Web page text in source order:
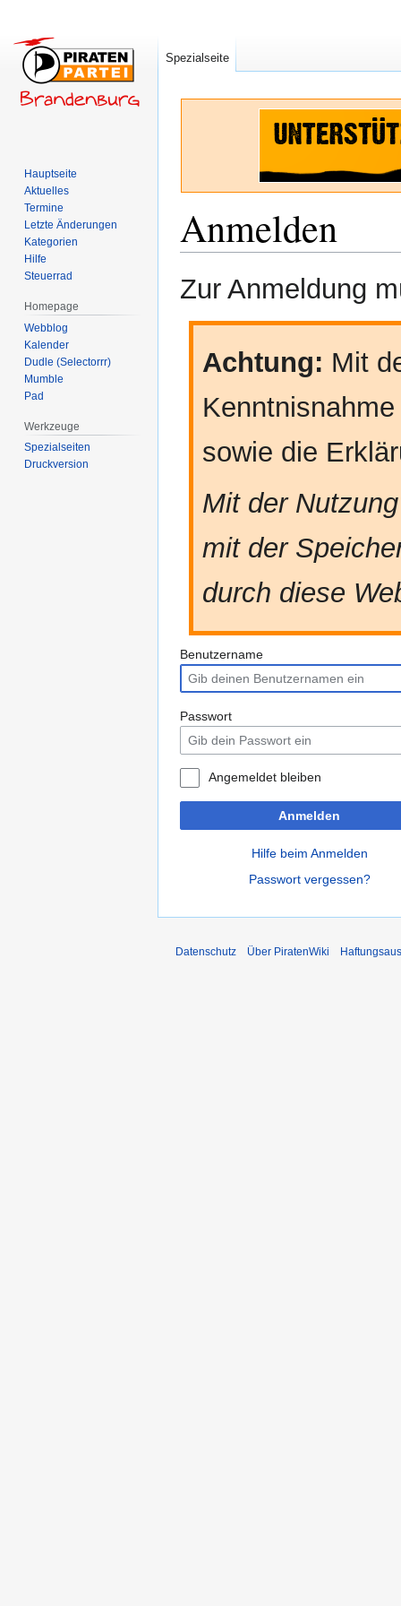
Anmelden
Navigation
Suche
Zur Anmeldung
Achtung: Mit
sowie die
Mit der
mit der
durch diese
Benutzername
Passwort
Angemeldet bleiben
Anmelden
Hilfe beim Anmelden
Passwort vergessen?
Spezialseite
Hauptseite
Aktuelles
Termine
Letzte Änderungen
Kategorien
Hilfe
Steuerrad
Homepage
Webblog
Kalender
Dudle (Selectorrr)
Mumble
Pad
Werkzeuge
Spezialseiten
Druckversion
Datenschutz Über PiratenWiki